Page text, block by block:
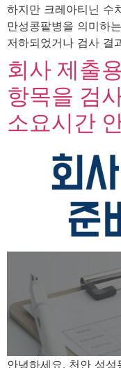
하지만 크레아티닌 수
만성콩팥병을 의미하
저하되었거나 검사
회사 제출
항목을 검
소요시간
안녕하세요. 천안 성성